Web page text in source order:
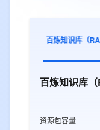
百炼知识库（
百炼知识库
资源包容量